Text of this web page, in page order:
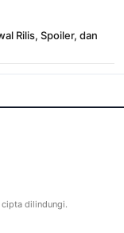
Rilis, Spoiler, dan
dilindungi.